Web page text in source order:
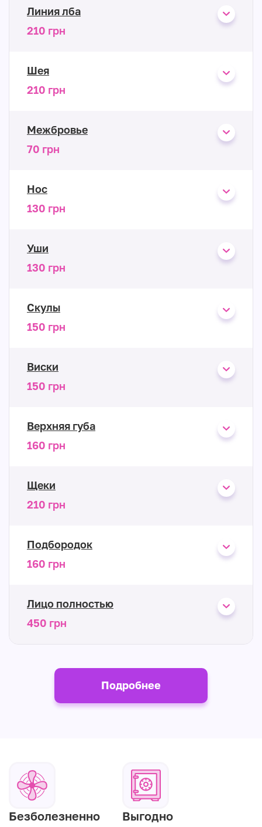
Линия лба
210 грн
Шея
210 грн
Межбровье
70 грн
Нос
130 грн
Уши
130 грн
Скулы
150 грн
Виски
150 грн
Верхняя губа
160 грн
Щеки
210 грн
Подбородок
160 грн
Лицо полностью
450 грн
Подробнее
Безболезненно Выгодно